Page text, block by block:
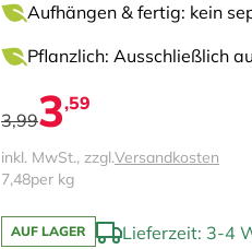
Aufhängen & fertig: kein
Pflanzlich: Ausschließlich
3,993,59
inkl. MwSt., zzgl.Versandkosten
7,48per kg
AUF LAGER Lieferzeit: 3-4